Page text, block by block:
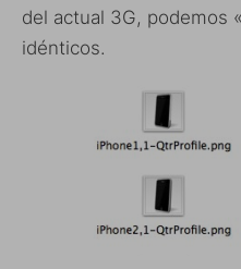
del actual 3G, podemos
idénticos.